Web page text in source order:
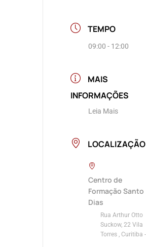
TEMPO
09:00 - 12:00
MAIS
INFORMAÇÕES
Leia Mais
LOCALIZAÇÃO
Centro de
Formação Santo
Dias
Rua Arthur Otto
Suckow, 22 Vila
Torres , Curitiba